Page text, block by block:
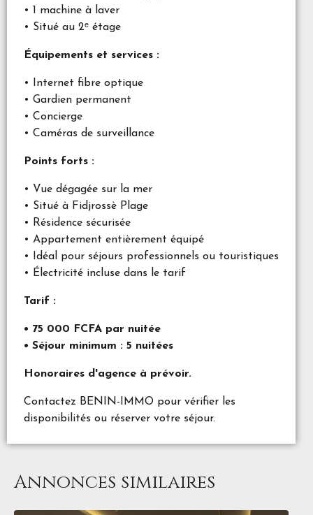
• 1 machine à laver
• Situé au 2ᵉ étage
Équipements et services :
• Internet fibre optique
• Gardien permanent
• Concierge
• Caméras de surveillance
Points forts :
• Vue dégagée sur la mer
• Situé à Fidjrossè Plage
• Résidence sécurisée
• Appartement entièrement équipé
• Idéal pour séjours professionnels ou touristiques
• Électricité incluse dans le tarif
Tarif :
• 75 000 FCFA par nuitée
• Séjour minimum : 5 nuitées
Honoraires d'agence à prévoir.
Contactez BENIN-IMMO pour vérifier les
disponibilités ou réserver votre séjour.
Annonces similaires